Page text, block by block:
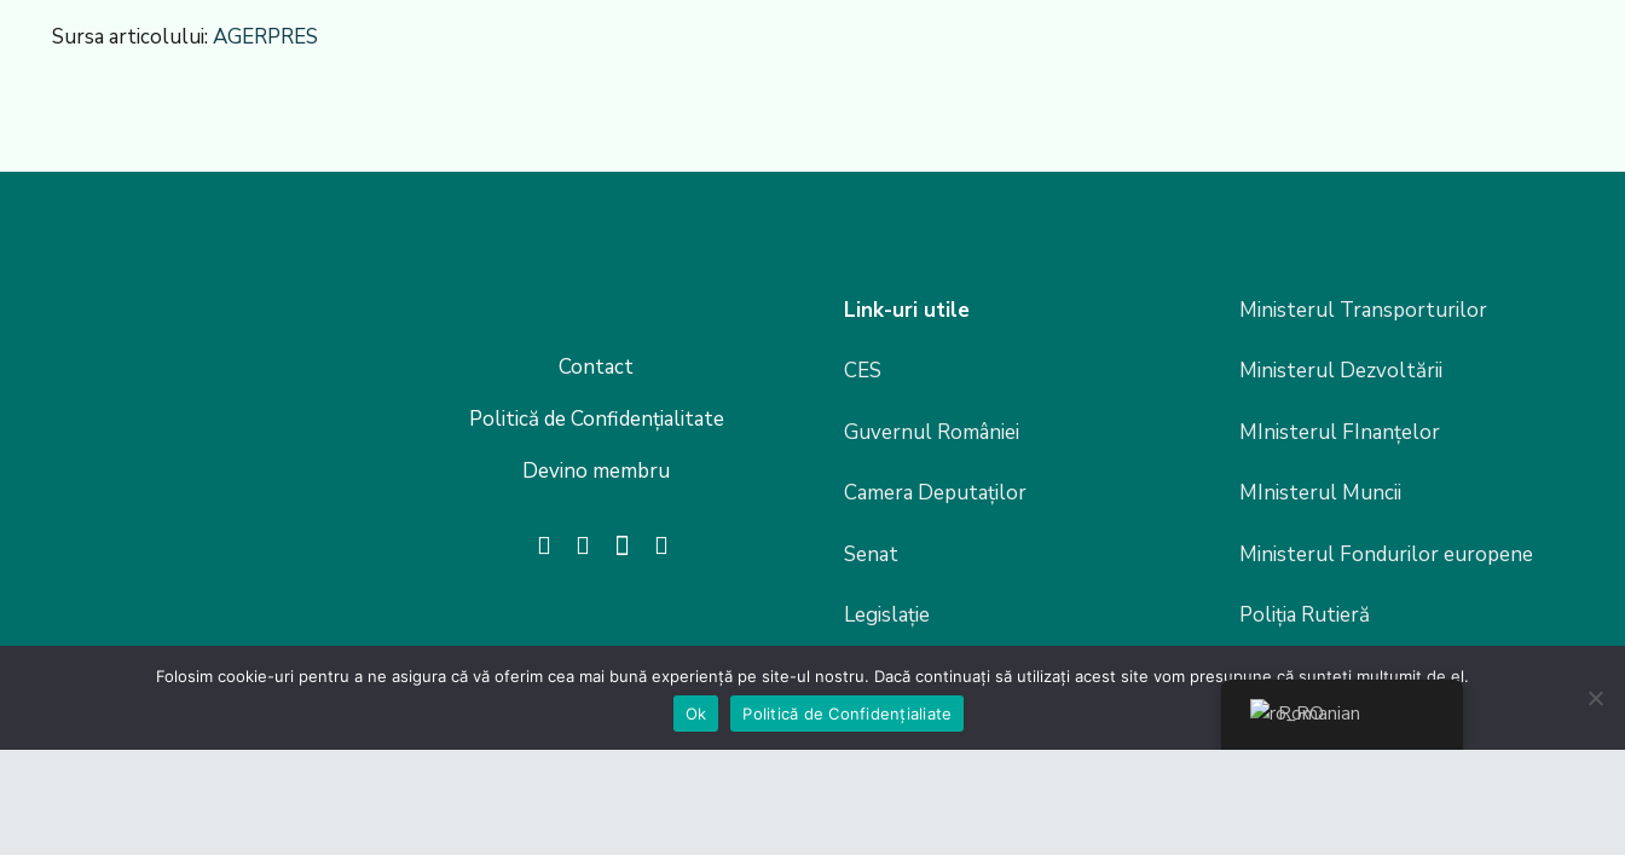
Sursa articolului:AGERPRES
Contact
Politică de Confidențialitate
Devino membru
Link-uri utile
CES
Guvernul României
Camera Deputaților
Senat
Legislație
Ministerul Transporturilor
Ministerul Dezvoltării
MInisterul FInanțelor
MInisterul Muncii
Ministerul Fondurilor europene
Poliția Rutieră
Romanian
Folosim cookie-uri pentru a ne asigura că vă oferim cea mai bună experiență pe site-ul nostru. Dacă continuați să utilizați acest site vom presupune că sunteți mulțumit de el.
Ok
Politică de Confidențialiate